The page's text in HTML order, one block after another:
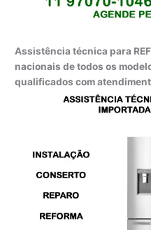
Assistência técnica para
nacionais de todos os
qualificados com